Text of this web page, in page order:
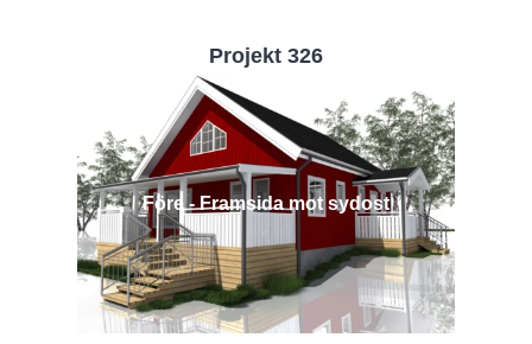
Projekt 326
Före - Framsida mot sydost